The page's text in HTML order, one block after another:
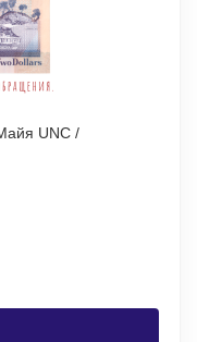
UNC /